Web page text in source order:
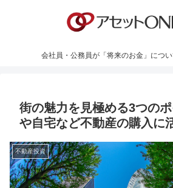
会社員・公務員が「将来のお金」につ
街の魅力を見極める3つの
や自宅など不動産の購入に
不動産投資